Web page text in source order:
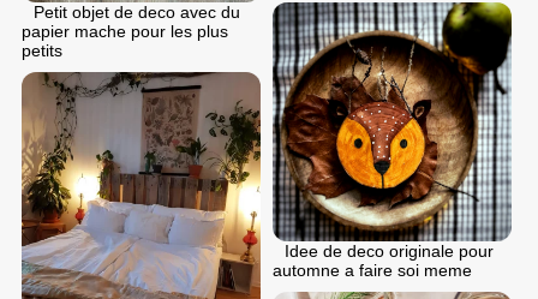
Petit objet de deco avec du
papier mache pour les plus
petits
Idee de deco originale pour
automne a faire soi meme